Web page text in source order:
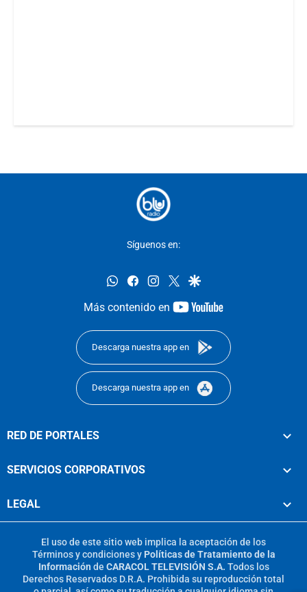
Síguenos en:
whatsappfacebookinstagram
twittergoogle
Más contenido en
youtube-
Descarga nuestra app en
Descarga nuestra app en
RED DE PORTALES
SERVICIOS CORPORATIVOS
LEGAL
El uso de este sitio web implica la aceptación de los
Términos y condicionesy Políticas de Tratamiento de la
Información de CARACOL TELEVISIÓN S.A. Todos los
Derechos Reservados D.R.A. Prohibida su reproducción total